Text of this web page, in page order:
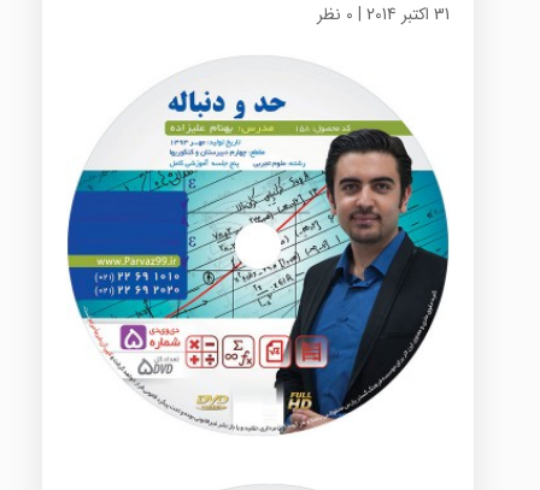
31 اکتبر 2014 | 0 نظر